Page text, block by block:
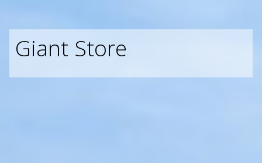
Giant Store